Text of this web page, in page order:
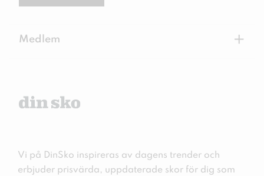
Medlem +
Vi på DinSko inspireras av dagens trender och
erbjuder prisvärda, uppdaterade skor för dig som